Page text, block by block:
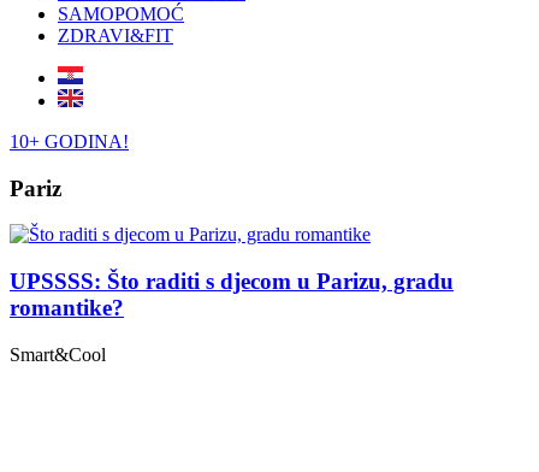
SAMOPOMOĆ
ZDRAVI&FIT
10+ GODINA!
Pariz
UPSSSS: Što raditi s djecom u Parizu, gradu
romantike?
Smart&Cool